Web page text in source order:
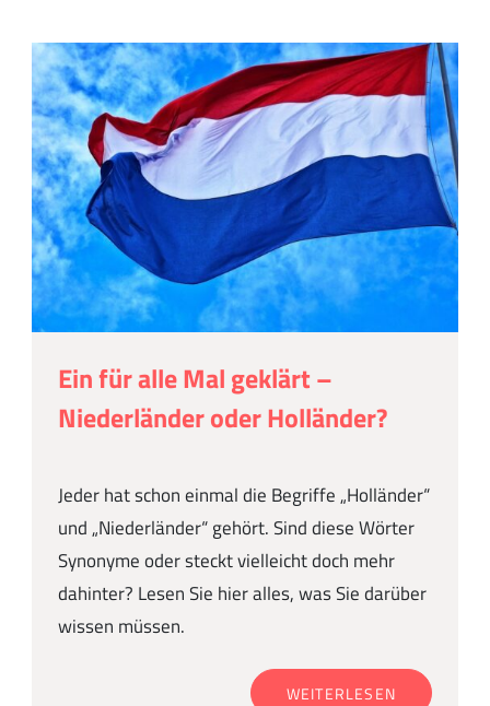
Ein für alle Mal geklärt –
Niederländer oder Holländer?
Jeder hat schon einmal die Begriffe „Holländer“
und „Niederländer“ gehört. Sind diese Wörter
Synonyme oder steckt vielleicht doch mehr
dahinter? Lesen Sie hier alles, was Sie darüber
wissen müssen.
WEITERLESEN